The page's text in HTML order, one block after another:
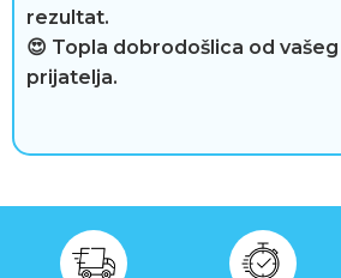
e
n
i
j
e
rezultat.
😍 Topla dobrodošlica od
prijatelja.